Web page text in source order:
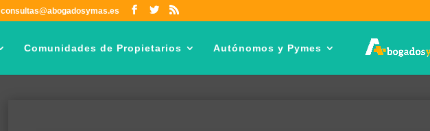
consultas@abogadosymas.es
Comunidades de Propietarios Autónomos y Pymes